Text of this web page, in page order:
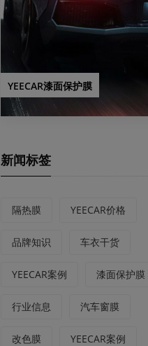
YEECAR漆面保护膜
新闻标签
隔热膜 YEECAR价格
品牌知识 车衣干货
YEECAR案例 漆面保护膜
行业信息 汽车窗膜
改色膜 YEECAR案例